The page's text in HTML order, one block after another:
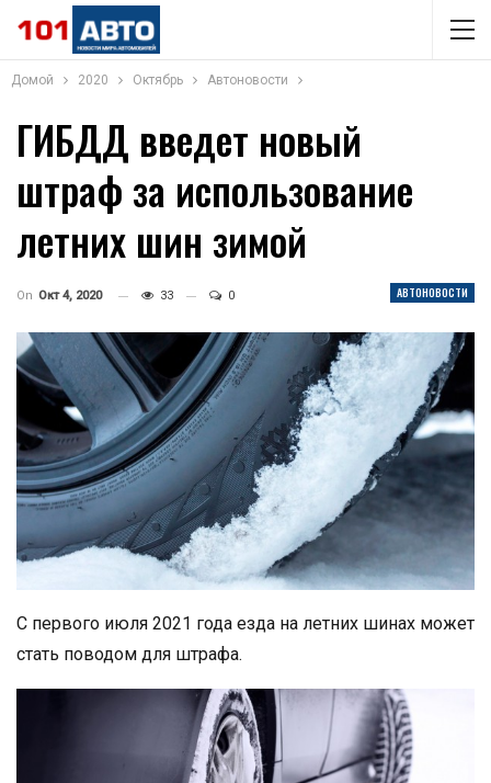
Домой 2020 Октябрь Автоновости
ГИБДД введет новый
штраф за использование
летних шин зимой
АВТОНОВОСТИ
On Окт 4, 2020 33 0
С первого июля 2021 года езда на летних шинах может
стать поводом для штрафа.